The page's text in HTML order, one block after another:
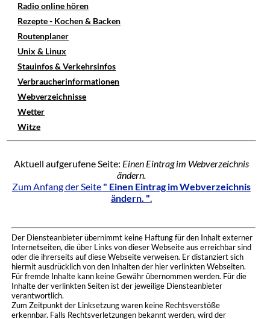
Radio online hören
Rezepte - Kochen & Backen
Routenplaner
Unix & Linux
Stauinfos & Verkehrsinfos
Verbraucherinformationen
Webverzeichnisse
Wetter
Witze
Aktuell aufgerufene Seite: Einen Eintrag im Webverzeichnis
ändern.
Zum Anfang der Seite " Einen Eintrag im Webverzeichnis
ändern. ".
Der Diensteanbieter übernimmt keine Haftung für den Inhalt externer
Internetseiten, die über Links von dieser Webseite aus erreichbar sind
oder die ihrerseits auf diese Webseite verweisen. Er distanziert sich
hiermit ausdrücklich von den Inhalten der hier verlinkten Webseiten.
Für fremde Inhalte kann keine Gewähr übernommen werden. Für die
Inhalte der verlinkten Seiten ist der jeweilige Diensteanbieter
verantwortlich.
Zum Zeitpunkt der Linksetzung waren keine Rechtsverstöße
erkennbar. Falls Rechtsverletzungen bekannt werden, wird der